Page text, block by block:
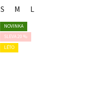
S M L
NOVINKA
SLEVA 20 %
LÉTO